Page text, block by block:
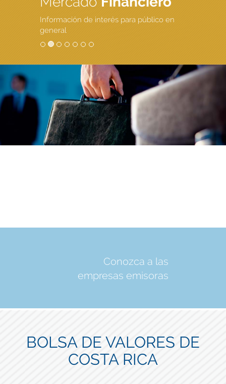
Información de interés para público en
general
Conozca a las
empresas emisoras
BOLSA DE VALORES DE
COSTA RICA